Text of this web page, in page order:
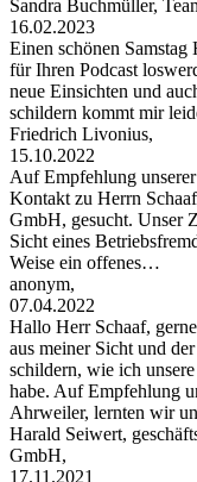
Sandra Buchmüller,
16.02.2023
Einen schönen
für Ihren Podcast
neue Einsichten und
schildern kommt mir
Friedrich Livonius,
15.10.2022
Auf Empfehlung
Kontakt zu Herrn
GmbH, gesucht. Unser
Sicht eines
Weise ein offenes…
anonym,
07.04.2022
Hallo Herr Schaaf,
aus meiner Sicht und
schildern, wie ich
habe. Auf Empfehlung
Ahrweiler, lernten wir
Harald Seiwert,
GmbH,
17.11.2021